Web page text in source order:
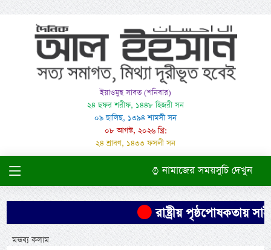
ইয়াওমুছ সাবত (শনিবার)
২৪ ছফর শরীফ, ১৪৪৮ হিজরী সন
০৯ ছালিছ, ১৩৯৪ শামসী সন
০৮ আগস্ট, ২০২৬ খ্রি:
২৪ শ্রাবণ, ১৪৩৩ ফসলী সন
নামাজের সময়সুচি দেখুন
রাষ্ট্রীয় পৃষ্ঠপোষকতায়
মন্তব্য কলাম